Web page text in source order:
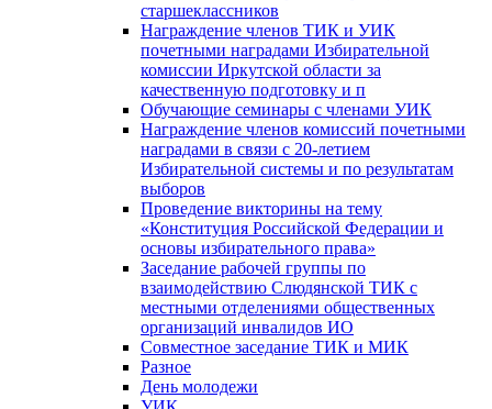
старшеклассников
Награждение членов ТИК и УИК
почетными наградами Избирательной
комиссии Иркутской области за
качественную подготовку и п
Обучающие семинары с членами УИК
Награждение членов комиссий почетными
наградами в связи с 20-летием
Избирательной системы и по результатам
выборов
Проведение викторины на тему
«Конституция Российской Федерации и
основы избирательного права»
Заседание рабочей группы по
взаимодействию Слюдянской ТИК с
местными отделениями общественных
организаций инвалидов ИО
Совместное заседание ТИК и МИК
Разное
День молодежи